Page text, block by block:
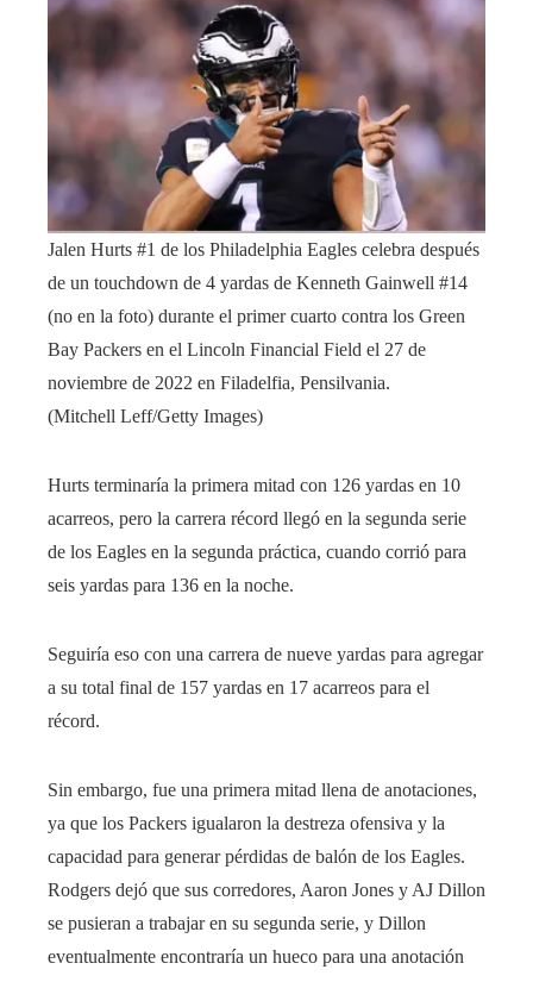
Jalen Hurts #1 de los Philadelphia Eagles celebra después
de un touchdown de 4 yardas de Kenneth Gainwell #14
(no en la foto) durante el primer cuarto contra los Green
Bay Packers en el Lincoln Financial Field el 27 de
noviembre de 2022 en Filadelfia, Pensilvania.
(Mitchell Leff/Getty Images)
Hurts terminaría la primera mitad con 126 yardas en 10
acarreos, pero la carrera récord llegó en la segunda serie
de los Eagles en la segunda práctica, cuando corrió para
seis yardas para 136 en la noche.
Seguiría eso con una carrera de nueve yardas para agregar
a su total final de 157 yardas en 17 acarreos para el
récord.
Sin embargo, fue una primera mitad llena de anotaciones,
ya que los Packers igualaron la destreza ofensiva y la
capacidad para generar pérdidas de balón de los Eagles.
Rodgers dejó que sus corredores, Aaron Jones y AJ Dillon
se pusieran a trabajar en su segunda serie, y Dillon
eventualmente encontraría un hueco para una anotación